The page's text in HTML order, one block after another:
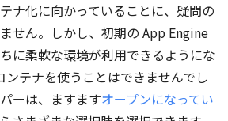
ナ化に向かっていることに、疑問の
せん。しかし、初期の App Engine
に柔軟な環境が利用できるようにな
テナを使うことはできませんでし
ーは、ますますオープンになってい